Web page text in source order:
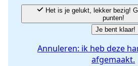
punten!
Je bent klaar!
Annuleren: ik heb deze
afgemaakt.